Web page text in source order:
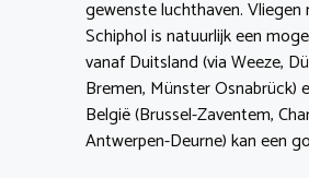
gewenste luchthaven. Vliegen
Schiphol is natuurlijk een
vanaf Duitsland (via Weeze,
Bremen, Münster Osnabrück)
België (Brussel-Zaventem,
Antwerpen-Deurne) kan een